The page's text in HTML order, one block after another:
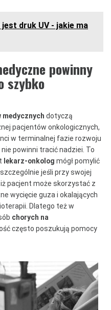
jest druk UV - jakie ma
powinny
szybko
medycznych dotyczą
pacjentów onkologicznych,
w terminalnej fazie rozwoju
nie powinni tracić nadziei. To
lekarz-onkolog mógł pomylić
jeśli przy swojej
pacjent może skorzystać z
wycięcie guza i okalających
Dlatego też w
chorych na
często poszukują pomocy